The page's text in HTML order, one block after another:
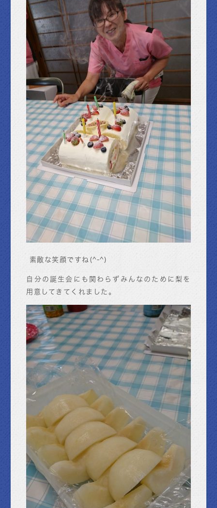
素敵な笑顔ですね(^-^)
自分の誕生会にも関わらずみんなのために梨を
用意してきてくれました。